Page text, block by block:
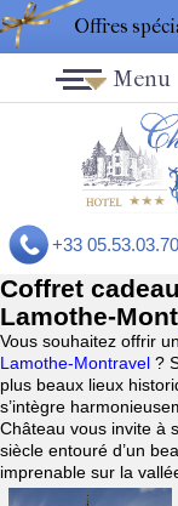
Offres
+33
Menu
Coffret
Lamothe-
Vous souhaitez offrir un
Lamothe-Montravel ?
plus beaux lieux
s’intègre
Château vous invite à
siècle entouré d’un
imprenable sur la